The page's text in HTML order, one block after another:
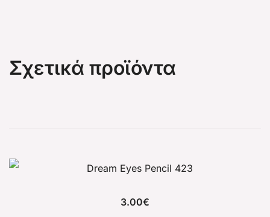
Σχετικά προϊόντα
3.00€